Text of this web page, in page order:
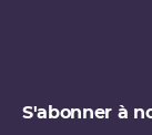
S'abonner à